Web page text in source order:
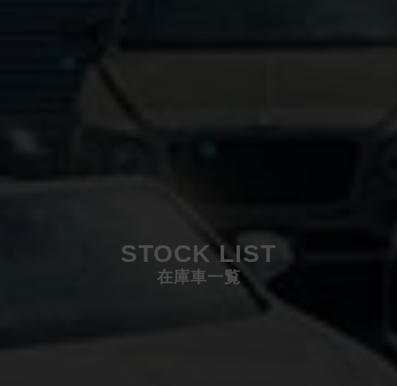
STOCK LIST
在庫車一覧